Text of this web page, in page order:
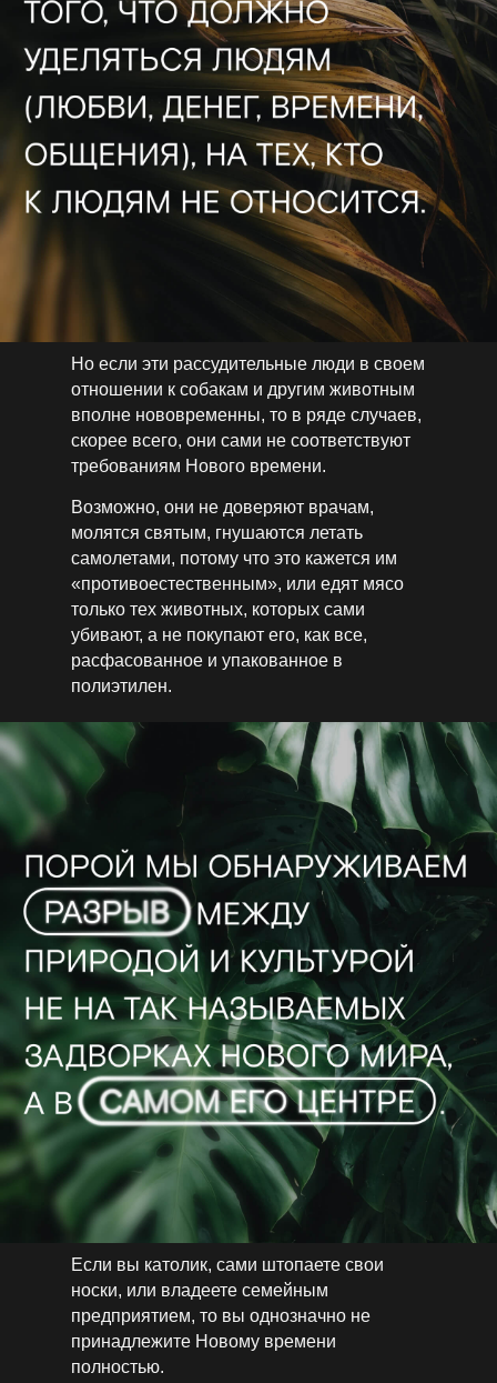
Но если эти рассудительные люди в своем
отношении к собакам и другим животным
вполне нововременны, то в ряде случаев,
скорее­ всего, они сами не соответствуют
требованиям Нового времени.
Возможно, они не доверяют врачам,
молятся святым, гнушаются летать
самолетами, потому что это кажется им
«противоестественным», или едят мясо
только тех­ животных, которых сами
убивают, а не покупают его, как все,
расфасованное и упакованное в
полиэтилен.
Если вы католик, сами штопаете свои
носки, или владеете семейным
предприятием, то вы однозначно не
принадлежите Новому времени
полностью.